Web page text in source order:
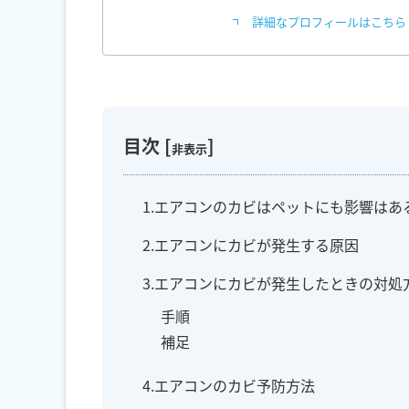
詳細なプロフィールはこちら
目次 [非表示]
1.エアコンのカビはペットにも影響はあ
2.エアコンにカビが発生する原因
3.エアコンにカビが発生したときの対処
手順
補足
4.エアコンのカビ予防方法